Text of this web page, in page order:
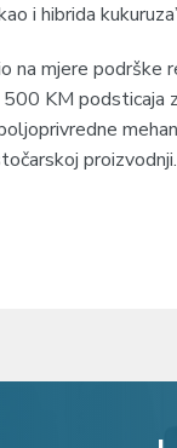
i hibrida
na mjere podrške
KM podsticaja
proizvodnji.